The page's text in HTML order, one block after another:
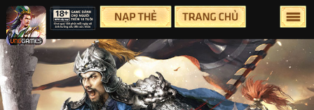
Lên Đầu Trang
Trang chủ